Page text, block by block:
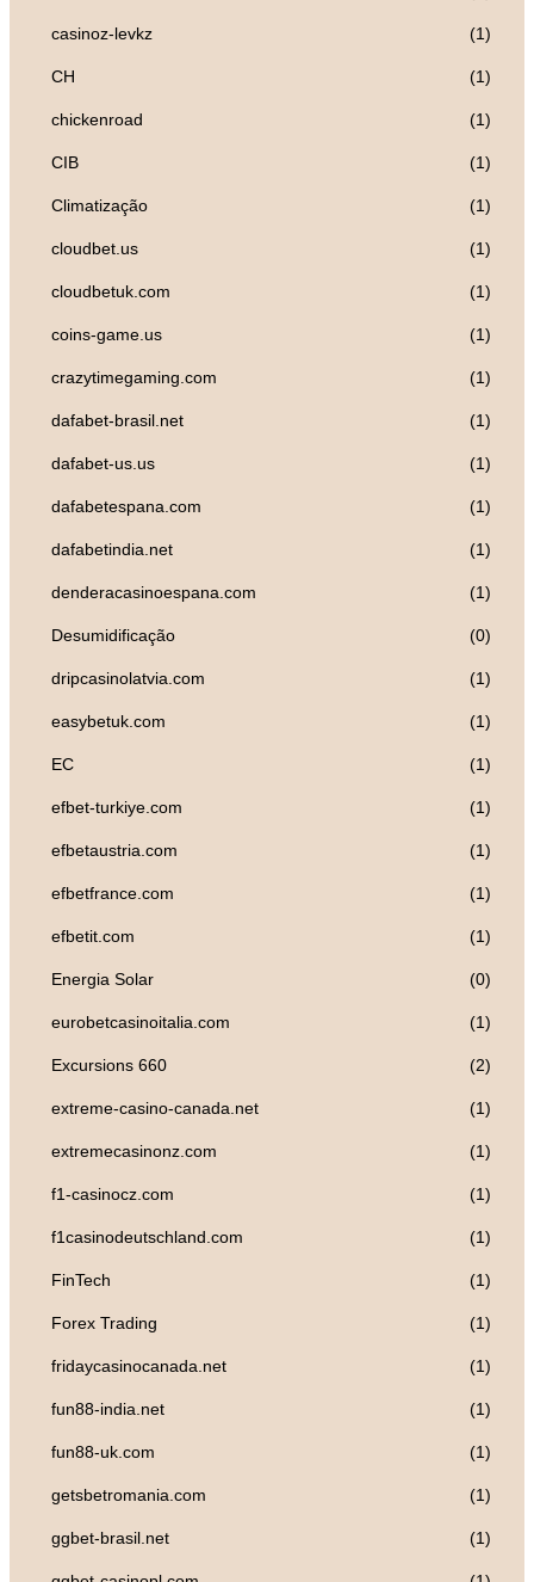
casinoz-levkz (1)
CH (1)
chickenroad (1)
CIB (1)
Climatização (1)
cloudbet.us (1)
cloudbetuk.com (1)
coins-game.us (1)
crazytimegaming.com (1)
dafabet-brasil.net (1)
dafabet-us.us (1)
dafabetespana.com (1)
dafabetindia.net (1)
denderacasinoespana.com (1)
Desumidificação (0)
dripcasinolatvia.com (1)
easybetuk.com (1)
EC (1)
efbet-turkiye.com (1)
efbetaustria.com (1)
efbetfrance.com (1)
efbetit.com (1)
Energia Solar (0)
eurobetcasinoitalia.com (1)
Excursions 660 (2)
extreme-casino-canada.net (1)
extremecasinonz.com (1)
f1-casinocz.com (1)
f1casinodeutschland.com (1)
FinTech (1)
Forex Trading (1)
fridaycasinocanada.net (1)
fun88-india.net (1)
fun88-uk.com (1)
getsbetromania.com (1)
ggbet-brasil.net (1)